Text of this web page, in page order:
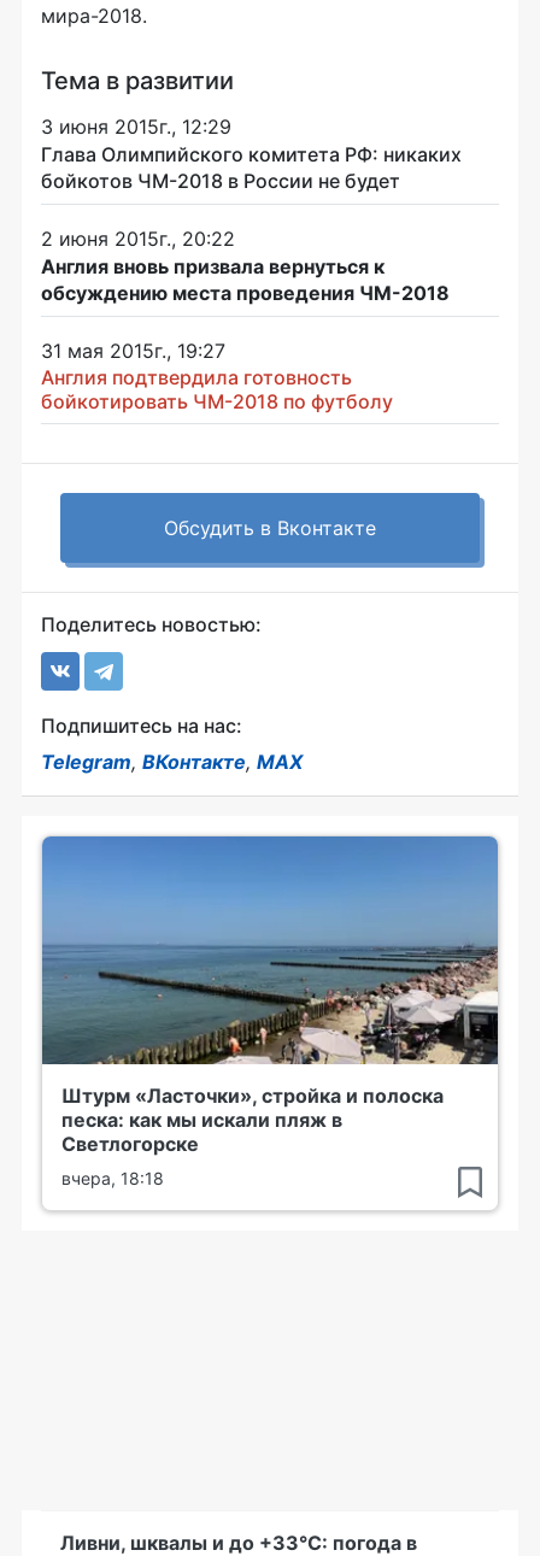
мира-2018.
Тема в развитии
3 июня 2015г., 12:29
Глава Олимпийского комитета РФ: никаких
бойкотов ЧМ-2018 в России не будет
2 июня 2015г., 20:22
Англия вновь призвала вернуться к
обсуждению места проведения ЧМ-2018
31 мая 2015г., 19:27
Англия подтвердила готовность
бойкотировать ЧМ-2018 по футболу
Обсудить в Вконтакте
Поделитесь новостью:
Подпишитесь на нас:
Telegram, ВКонтакте, MAX
Штурм «Ласточки», стройка и полоска
песка: как мы искали пляж в
Светлогорске
вчера, 18:18
Ливни, шквалы и до +33°С: погода в